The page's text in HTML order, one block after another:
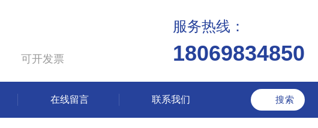
可开发票
服务热线：
18069834850
在线留言 联系我们